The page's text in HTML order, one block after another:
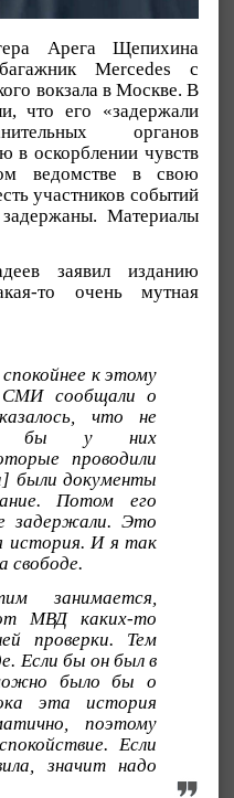
Арега Щепихина
Mercedes с
вокзала в Москве. В
что его «задержали
органов
в оскорблении чувств
ведомстве в свою
участников событий
Материалы
заявил изданию
то очень мутная
к этому
сообщали о
что не
бы у них
проводили
были документы
Потом его
задержали. Это
история. И я так
свободе.
занимается,
МВД каких-то
проверки. Тем
Если бы он был в
было бы о
эта история
поэтому
Если
значит надо